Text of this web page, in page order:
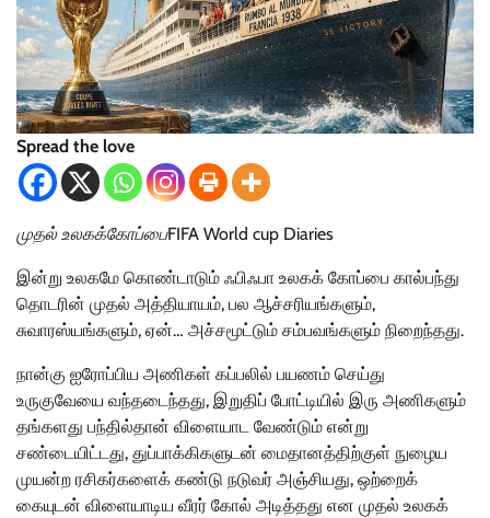
Spread the love
முதல் உலகக்கோப்பைFIFA World cup Diaries
இன்று உலகமே கொண்டாடும் ஃபிஃபா உலகக் கோப்பை கால்பந்து
தொடரின் முதல் அத்தியாயம், பல ஆச்சரியங்களும்,
சுவாரஸ்யங்களும், ஏன்… அச்சமூட்டும் சம்பவங்களும் நிறைந்தது.
நான்கு ஐரோப்பிய அணிகள் கப்பலில் பயணம் செய்து
உருகுவேயை வந்தடைந்தது, இறுதிப் போட்டியில் இரு அணிகளும்
தங்களது பந்தில்தான் விளையாட வேண்டும் என்று
சண்டையிட்டது, துப்பாக்கிகளுடன் மைதானத்திற்குள் நுழைய
முயன்ற ரசிகர்களைக் கண்டு நடுவர் அஞ்சியது, ஒற்றைக்
கையுடன் விளையாடிய வீரர் கோல் அடித்தது என முதல் உலகக்